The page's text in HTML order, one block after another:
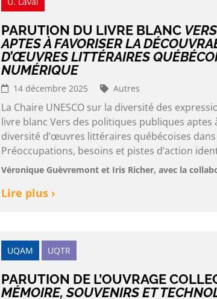
PARUTION DU LIVRE BLANC
APTES À FAVORISER LA
D’ŒUVRES LITTÉRAIRES
NUMÉRIQUE
14 décembre 2025 Autres
La Chaire UNESCO sur la diversité des
livre blanc Vers des politiques publiques aptes
diversité d’œuvres littéraires québécoises
Préoccupations, besoins et pistes d’action
Véronique Guèvremont et Iris Richer, avec la
Lire plus ›
UQAM UQTR
PARUTION DE L’OUVRAGE
MÉMOIRE, SOUVENIRS ET